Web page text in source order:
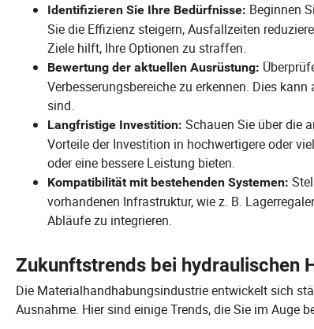
Identifizieren Sie Ihre Bedürfnisse: Beginnen
Sie die Effizienz steigern, Ausfallzeiten
Ziele hilft, Ihre Optionen zu straffen.
Bewertung der aktuellen Ausrüstung:
Verbesserungsbereiche zu erkennen. Dies
sind.
Langfristige Investition: Schauen Sie über die
Vorteile der Investition in hochwertigere oder
oder eine bessere Leistung bieten.
Kompatibilität mit bestehenden Systemen:
vorhandenen Infrastruktur, wie z. B.
Abläufe zu integrieren.
Zukunftstrends bei hydraulischen
Die Materialhandhabungsindustrie entwickelt sich
Ausnahme. Hier sind einige Trends, die Sie im Auge